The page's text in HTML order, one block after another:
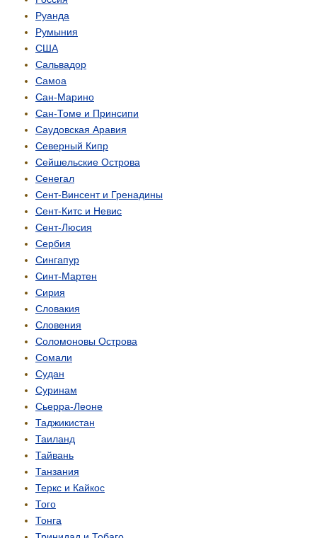
Руанда
Румыния
США
Сальвадор
Самоа
Сан-Марино
Сан-Томе и Принсипи
Саудовская Аравия
Северный Кипр
Сейшельские Острова
Сенегал
Сент-Винсент и Гренадины
Сент-Китс и Невис
Сент-Люсия
Сербия
Сингапур
Синт-Мартен
Сирия
Словакия
Словения
Соломоновы Острова
Сомали
Судан
Суринам
Сьерра-Леоне
Таджикистан
Таиланд
Тайвань
Танзания
Теркс и Кайкос
Того
Тонга